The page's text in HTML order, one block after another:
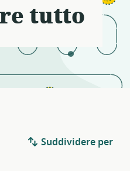
tutto
Suddividere per